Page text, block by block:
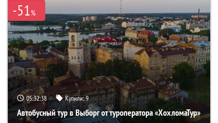
-51%
05:32:37 Купили:9
Автобусный тур в Выборг от туроператора «ХохломаТур»